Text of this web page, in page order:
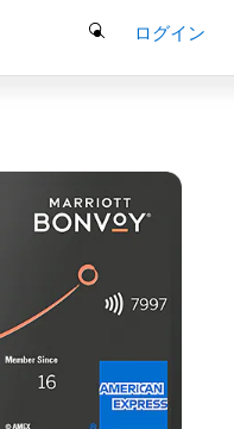
Search Button
ログイン